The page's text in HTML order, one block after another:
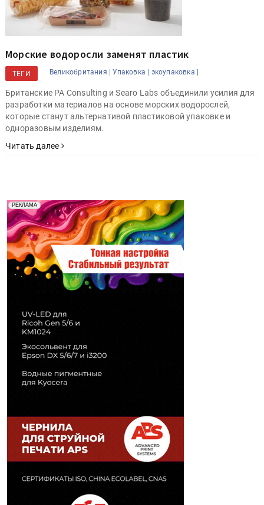
Морские водоросли заменят пластик
ТЕГИ Великобритания | Упаковка | экоупаковка |
Британские PA Consulting и Searo Labs объединили усилия для
разработки материалов на основе морских водорослей,
которые станут альтернативой пластиковой упаковке и
одноразовым изделиям.
Читать далее
РЕКЛАМА
Реклама. Рекламодатель ООО "Передовые Системы
Печати" erid: 2SDnjd2d4Qz